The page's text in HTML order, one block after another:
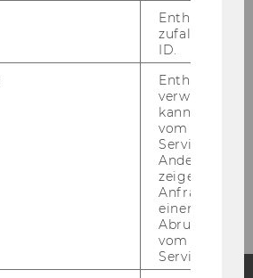
Enthält eine
ID.
Enthält ein
verwendet
kann, um
vom AMP-
Service
Andere
zeigen Opt-
Anfrage im
einen Fehler
Abrufen
vom AMP
Service an.